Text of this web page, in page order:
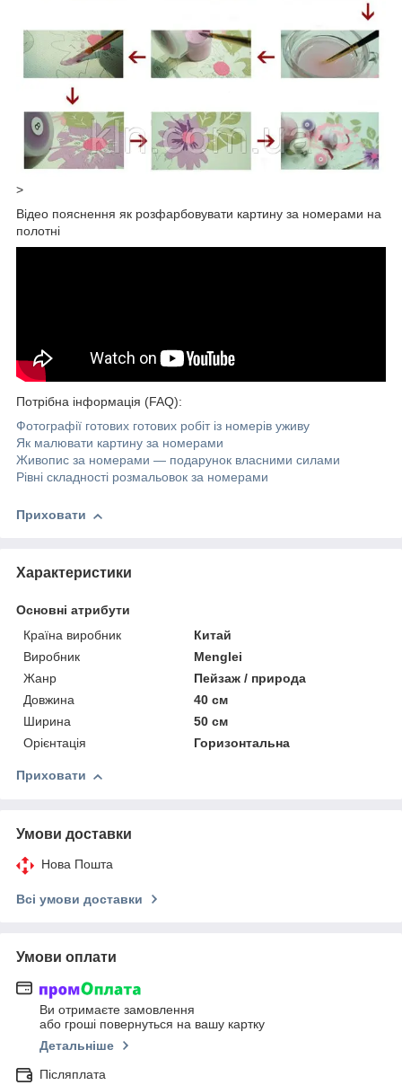
>
Відео пояснення як розфарбовувати картину за номерами на
полотні
Потрібна інформація (FAQ):
Фотографії готових готових робіт із номерів уживу
Як малювати картину за номерами
Живопис за номерами — подарунок власними силами
Рівні складності розмальовок за номерами
Приховати
Характеристики
Основні атрибути
Країна виробник
Китай
Виробник
Menglei
Жанр
Пейзаж / природа
Довжина
40 см
Ширина
50 см
Орієнтація
Горизонтальна
Приховати
Умови доставки
Нова Пошта
Всі умови доставки
Умови оплати
Ви отримаєте замовлення
або гроші повернуться на вашу картку
Детальніше
Післяплата